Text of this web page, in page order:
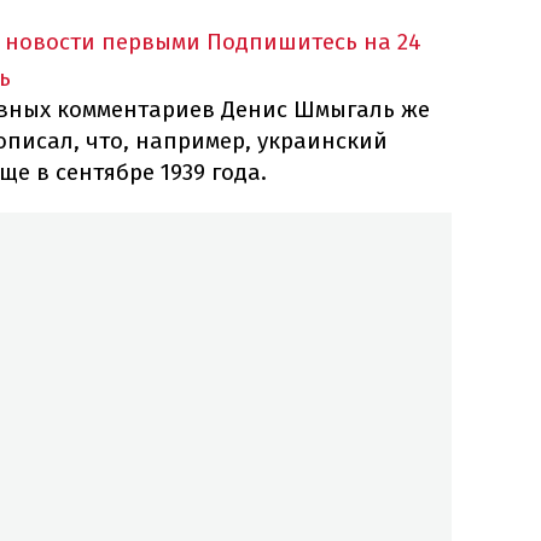
первыми Подпишитесь на 24
комментариев Денис Шмыгаль же
что, например, украинский
в сентябре 1939 года.